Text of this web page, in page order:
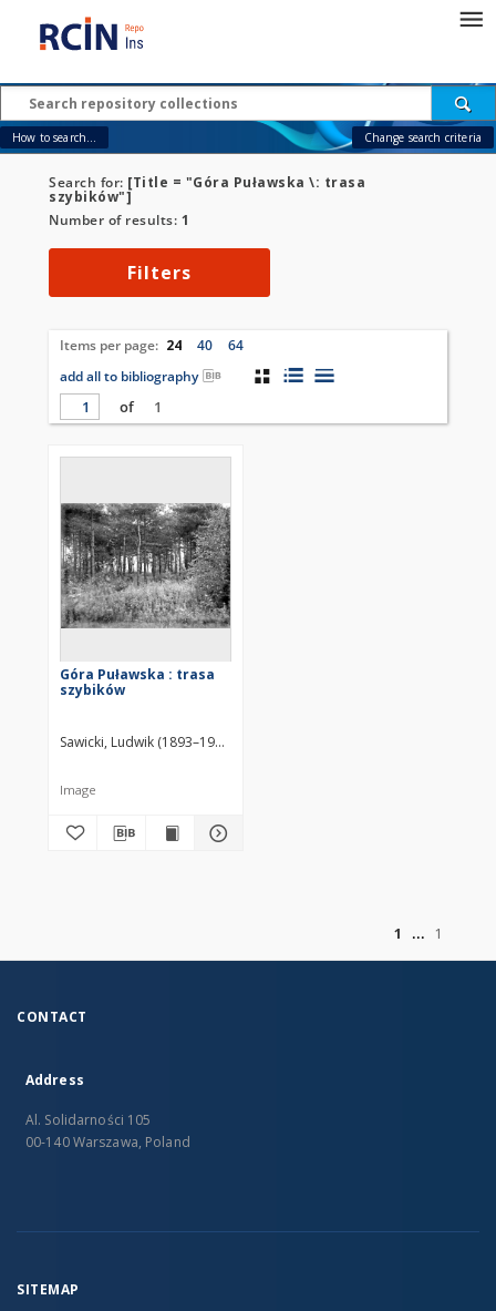
How to search... Change search criteria
Search for: [Title = "Góra Puławska \: trasa
szybików"]
Number of results: 1
Filters
Items per page: 24 40
64
add all to bibliography
of
1
Góra Puławska : trasa
szybików
Sawicki, Ludwik (1893–1972)
Image
1
1
CONTACT
Address
Al. Solidarności 105
00-140 Warszawa, Poland
SITEMAP